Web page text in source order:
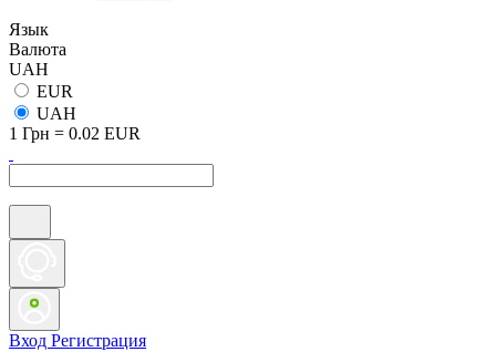
Язык
Валюта
UAH
EUR
UAH
1 Грн = 0.02 EUR
Вход Регистрация